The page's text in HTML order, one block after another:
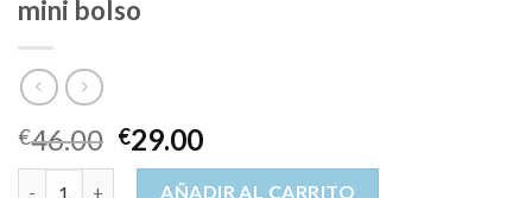
mini bolso
€46.00 €29.00
AÑADIR AL CARRITO